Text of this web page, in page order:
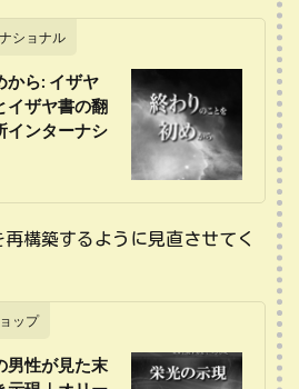
ショナル
から: イザヤ
イザヤ書の翻
インターナシ
構築するように見直させてく
ップ
男性が見た末